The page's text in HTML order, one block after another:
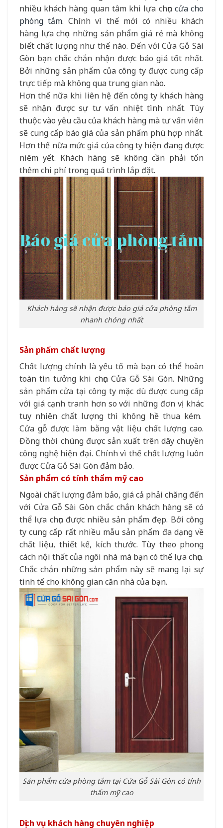
nhiều khách hàng quan tâm khi lựa chọn cửa cho
phòng tắm. Chính vì thế mới có nhiều khách
hàng lựa chọn những sản phẩm giá rẻ mà không
biết chất lượng như thế nào. Đến với Cửa Gỗ Sài
Gòn bạn chắc chắn nhận được báo giá tốt nhất.
Bởi những sản phẩm của công ty được cung cấp
trực tiếp mà không qua trung gian nào.
Hơn thế nữa khi liên hệ đến công ty khách hàng
sẽ nhận được sự tư vấn nhiệt tình nhất. Tùy
thuộc vào yêu cầu của khách hàng mà tư vấn viên
sẽ cung cấp báo giá của sản phẩm phù hợp nhất.
Hơn thế nữa mức giá của công ty hiện đang được
niêm yết. Khách hàng sẽ không cần phải tốn
thêm chi phí trong quá trình lắp đặt.
Khách hàng sẽ nhận được báo giá cửa phòng tắm
nhanh chóng nhất
Sản phẩm chất lượng
Chất lượng chính là yếu tố mà bạn có thể hoàn
toàn tin tưởng khi chọn Cửa Gỗ Sài Gòn. Những
sản phẩm cửa tại công ty mặc dù được cung cấp
với giá cạnh tranh hơn so với những đơn vị khác
tuy nhiên chất lượng thì không hề thua kém.
Cửa gỗ được làm bằng vật liệu chất lượng cao.
Đồng thời chúng được sản xuất trên dây chuyền
công nghệ hiện đại. Chính vì thế chất lượng luôn
được Cửa Gỗ Sài Gòn đảm bảo.
Sản phẩm có tính thẩm mỹ cao
Ngoài chất lượng đảm bảo, giá cả phải chăng đến
với Cửa Gỗ Sài Gòn chắc chắn khách hàng sẽ có
thể lựa chọn được nhiều sản phẩm đẹp. Bởi công
ty cung cấp rất nhiều mẫu sản phẩm đa dạng về
chất liệu, thiết kế, kích thước. Tùy theo phong
cách nội thất của ngôi nhà mà bạn có thể lựa chọn.
Chắc chắn những sản phẩm này sẽ mang lại sự
tinh tế cho không gian căn nhà của bạn.
Sản phẩm cửa phòng tắm tại Cửa Gỗ Sài Gòn có tính
thẩm mỹ cao
Dịch vụ khách hàng chuyên nghiệp